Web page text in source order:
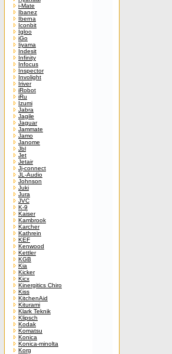
i-Mate
Ibanez
Iberna
Iconbit
Igloo
iGo
Iiyama
Indesit
Infinity
Infocus
Inspector
Involight
Iriver
iRobot
iRu
Izumi
Jabra
Jagile
Jaguar
Jammate
Jamo
Janome
Jbl
Jet
Jetair
Jj-connect
JL-Audio
Johnson
Juki
Jura
JVC
K-9
Kaiser
Kambrook
Karcher
Kathrein
KEF
Kenwood
Kettler
KGB
Kia
Kicker
Kicx
Kinergitics Chiro
Kiss
KitchenAid
Kiturami
Klark Teknik
Klipsch
Kodak
Komatsu
Konica
Konica-minolta
Korg